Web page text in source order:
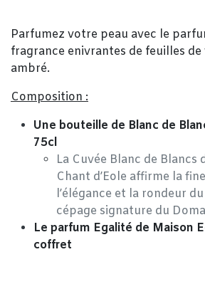
Parfumez votre peau avec le
fragrance enivrantes de feuilles de
ambré.
Composition :
Une bouteille de Blanc de
75cl
La Cuvée Blanc de Blancs
Chant d’Eole affirme la
l’élégance et la rondeur
cépage signature du
Le parfum Egalité de Maison
coffret